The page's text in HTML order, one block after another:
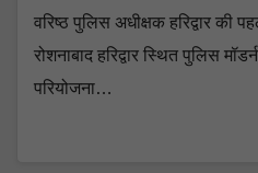
वरिष्ठ पुलिस अधीक्षक हरिद्वार की
रोशनाबाद हरिद्वार स्थित पुलिस
परियोजना…